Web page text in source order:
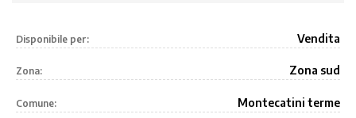
Disponibile per: Vendita
Zona: Zona sud
Comune: Montecatini terme